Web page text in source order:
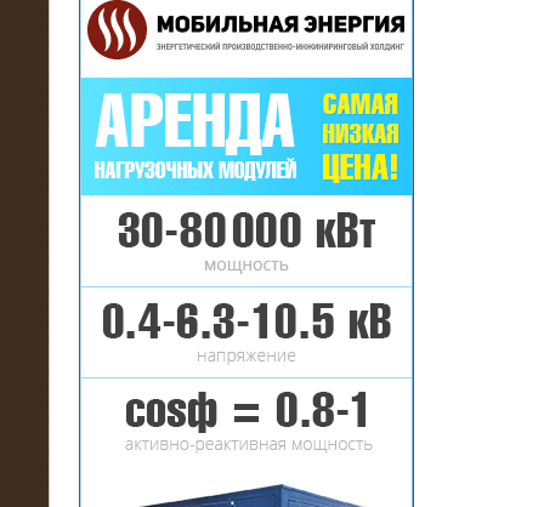
16.01.2017
Аренда нагрузочного комплекса 22
МВт (10 кВ) на газовое
месторождение